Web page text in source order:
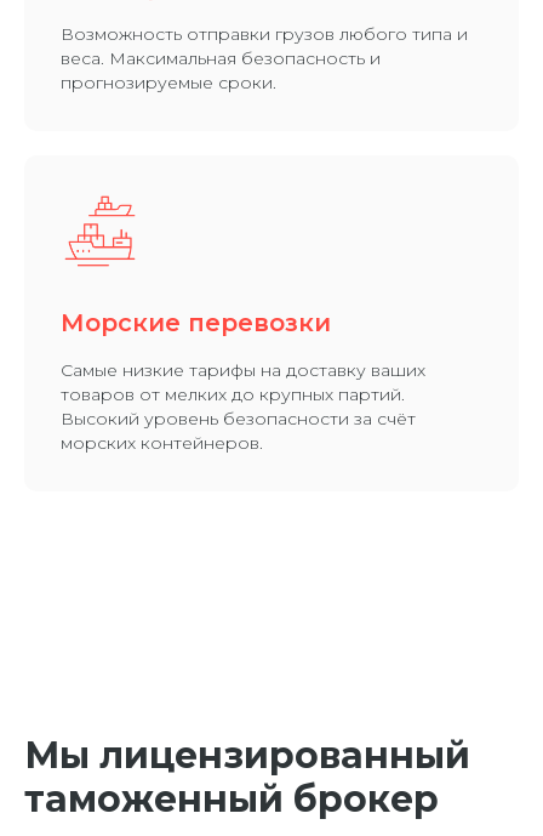
Возможность отправки грузов любого типа и
веса. Максимальная безопасность и
прогнозируемые сроки.
Морские перевозки
Самые низкие тарифы на доставку ваших
товаров от мелких до крупных партий.
Высокий уровень безопасности за счёт
морских контейнеров.
Мы лицензированный
таможенный брокер